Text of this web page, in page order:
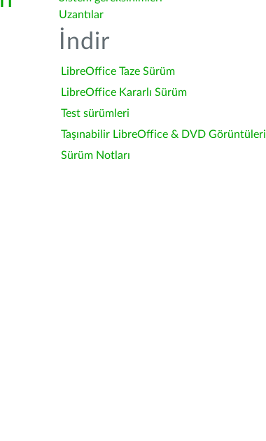
Uzantılar
İndir
LibreOffice Taze Sürüm
LibreOffice Kararlı Sürüm
Test sürümleri
Taşınabilir LibreOffice & DVD Görüntüleri
Sürüm Notları